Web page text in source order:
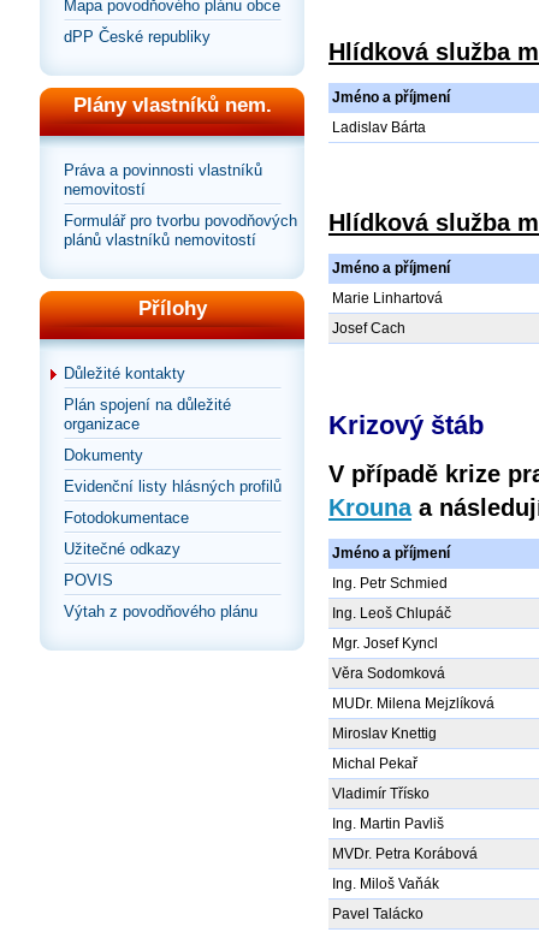
Mapa povodňového plánu obce
dPP České republiky
Plány vlastníků nem.
Práva a povinnosti vlastníků
nemovitostí
Formulář pro tvorbu povodňových
plánů vlastníků nemovitostí
Přílohy
Důležité kontakty
Plán spojení na důležité
organizace
Dokumenty
Evidenční listy hlásných profilů
Fotodokumentace
Užitečné odkazy
POVIS
Výtah z povodňového plánu
Hlídková služba
Jméno a příjmení
Ladislav Bárta
Hlídková služba
Jméno a příjmení
Marie Linhartová
Josef Cach
Krizový štáb
V případě krize
Krounaa
Jméno a příjmení
Ing. Petr Schmied
Ing. Leoš Chlupáč
Mgr. Josef Kyncl
Věra Sodomková
MUDr. Milena Mejzlíková
Miroslav Knettig
Michal Pekař
Vladimír Třísko
Ing. Martin Pavliš
MVDr. Petra Korábová
Ing. Miloš Vaňák
Pavel Talácko